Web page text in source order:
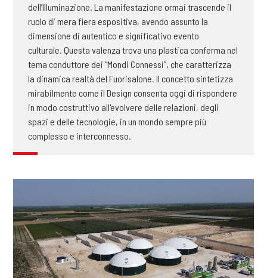
dell’Illuminazione. La manifestazione ormai trascende il
ruolo di mera fiera espositiva, avendo assunto la
dimensione di autentico e significativo evento
culturale. Questa valenza trova una plastica conferma nel
tema conduttore dei “Mondi Connessi”, che caratterizza
la dinamica realtà del Fuorisalone. Il concetto sintetizza
mirabilmente come il Design consenta oggi di rispondere
in modo costruttivo all'evolvere delle relazioni, degli
spazi e delle tecnologie, in un mondo sempre più
complesso e interconnesso.